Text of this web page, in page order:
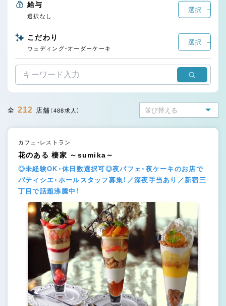
給与
選択
選択なし
こだわり
選択
ウェディング・オーダーケーキ
全 212 店舗 （488求人）
カフェ・レストラン
花のある 棲家 ～sumika～
◎未経験OK・休日数選択可◎夜パフェ・夜ケーキのお店で
パティシエ・ホールスタッフ募集！／深夜手当あり／新宿三
丁目で話題沸騰中！